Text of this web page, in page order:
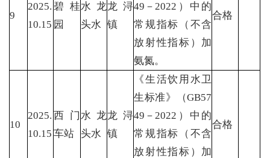
9
2025.
10.15
碧桂
园
水龙
头水
龙浔
镇
49－2022）中的
常规指标（不含
放射性指标）加
氨氮。
合格
10
2025.
10.15
西门
车站
水龙
头水
龙浔
镇
《生活饮用水卫
生标准》（GB57
49－2022）中的
常规指标（不含
放射性指标）加
合格